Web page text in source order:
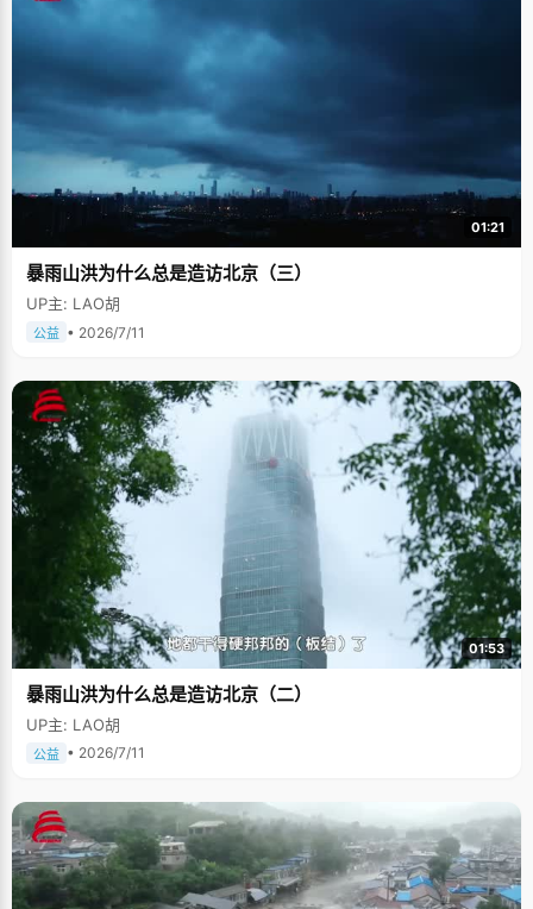
01:21
暴雨山洪为什么总是造访北京（三）
UP主: LAO胡
公益 • 2026/7/11
01:53
暴雨山洪为什么总是造访北京（二）
UP主: LAO胡
公益 • 2026/7/11